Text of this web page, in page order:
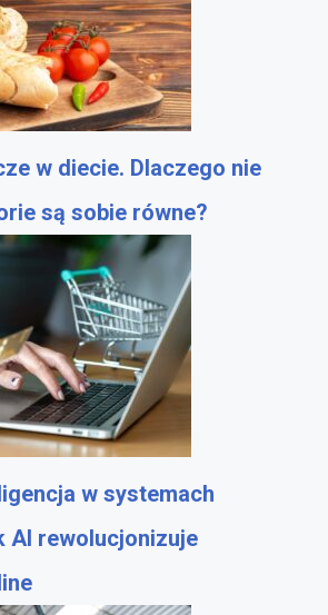
w diecie. Dlaczego nie
są sobie równe?
w systemach
AI rewolucjonizuje